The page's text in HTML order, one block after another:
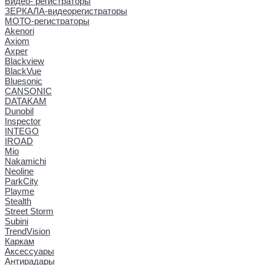
ЗЕРКАЛА-видеорегистраторы
МОТО-регистраторы
Akenori
Axiom
Axper
Blackview
BlackVue
Bluesonic
CANSONIC
DATAKAM
Dunobil
Inspector
INTEGO
IROAD
Mio
Nakamichi
Neoline
ParkCity
Playme
Stealth
Street Storm
Subini
TrendVision
Каркам
Аксессуары
Антирадары